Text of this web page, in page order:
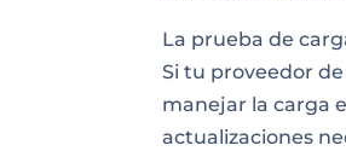
La prueba de
Si tu proveedor
manejar la carga
actualizaciones